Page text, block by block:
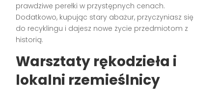
prawdziwe perełki w przystępnych cenach.
Dodatkowo, kupując stary abażur, przyczyniasz się
do recyklingu i dajesz nowe życie przedmiotom z
historią.
Warsztaty rękodzieła i
lokalni rzemieślnicy